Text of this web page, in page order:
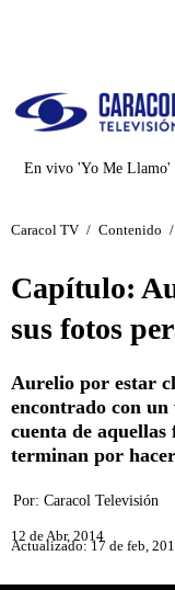
En vivo 'Yo Me Llamo'
Caracol TV / Contenido /
Capítulo:
sus fotos
Aurelio por estar
encontrado con
cuenta de aquellas
terminan por
Por: Caracol Televisión
12 de Abr, 2014
Actualizado: 17 de feb,